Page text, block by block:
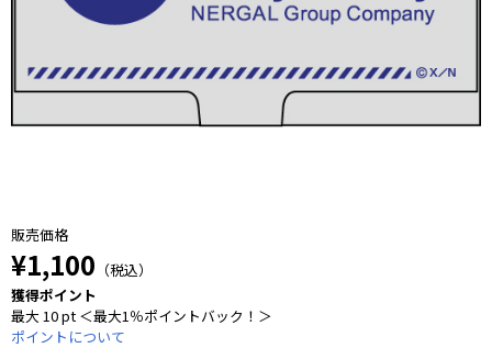
販売価格
¥1,100 （税込）
獲得ポイント
最大 10 pt ＜最大1％ポイントバック！＞
ポイントについて